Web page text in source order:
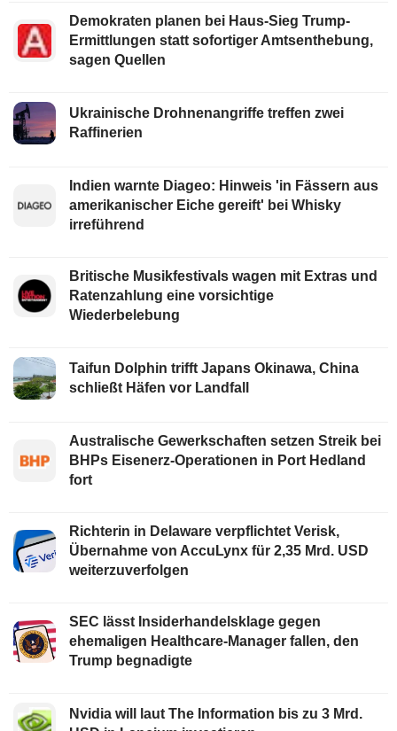
Demokraten planen bei Haus-Sieg Trump-
Ermittlungen statt sofortiger Amtsenthebung,
sagen Quellen
Ukrainische Drohnenangriffe treffen zwei
Raffinerien
Indien warnte Diageo: Hinweis 'in Fässern aus
amerikanischer Eiche gereift' bei Whisky
irreführend
Britische Musikfestivals wagen mit Extras und
Ratenzahlung eine vorsichtige
Wiederbelebung
Taifun Dolphin trifft Japans Okinawa, China
schließt Häfen vor Landfall
Australische Gewerkschaften setzen Streik bei
BHPs Eisenerz-Operationen in Port Hedland
fort
Richterin in Delaware verpflichtet Verisk,
Übernahme von AccuLynx für 2,35 Mrd. USD
weiterzuverfolgen
SEC lässt Insiderhandelsklage gegen
ehemaligen Healthcare-Manager fallen, den
Trump begnadigte
Nvidia will laut The Information bis zu 3 Mrd.